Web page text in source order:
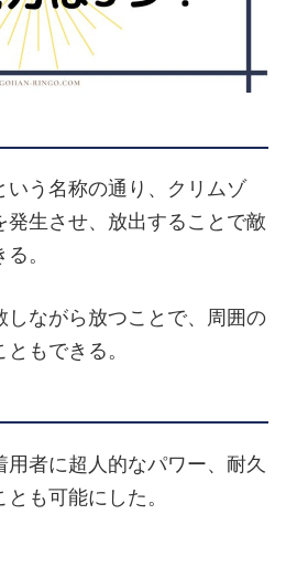
いう名称の通り、クリムゾ
発生させ、放出することで敵
。
しながら放つことで、周囲の
もできる。
者に超人的なパワー、耐久
も可能にした。